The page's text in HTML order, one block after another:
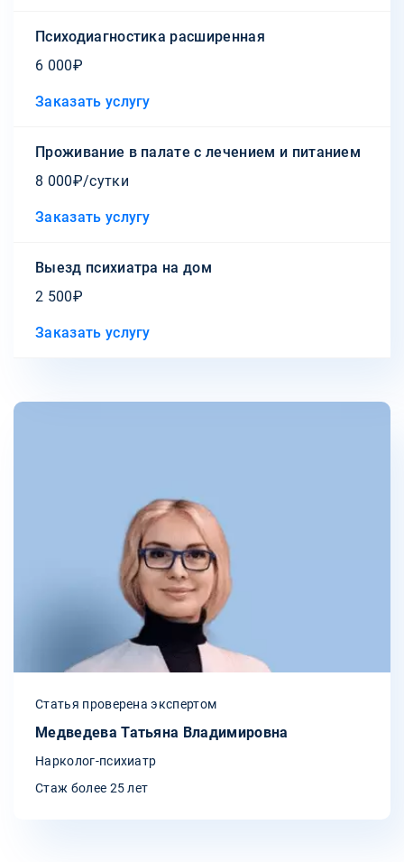
Психодиагностика расширенная
6 000₽
Заказать услугу
Проживание в палате с лечением и питанием
8 000₽/сутки
Заказать услугу
Выезд психиатра на дом
2 500₽
Заказать услугу
Статья проверена экспертом
Медведева Татьяна Владимировна
Нарколог-психиатр
Стаж более 25 лет